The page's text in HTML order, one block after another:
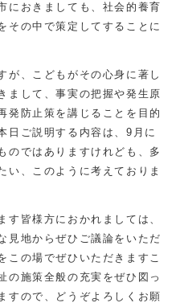
におきましても、社会的養育
その中で策定してすることに
、こどもがその心身に著し
まして、事実の把握や発生原
発防止策を講じることを目的
日ご説明する内容は、9月に
のではありますけれども、多
い、このように考えておりま
皆様方におかれましては、
見地からぜひご議論をいただ
この場でぜひいただきますこ
の施策全般の充実をぜひ図っ
すので、どうぞよろしくお願